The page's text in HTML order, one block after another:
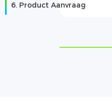
6. Product Aanvraag